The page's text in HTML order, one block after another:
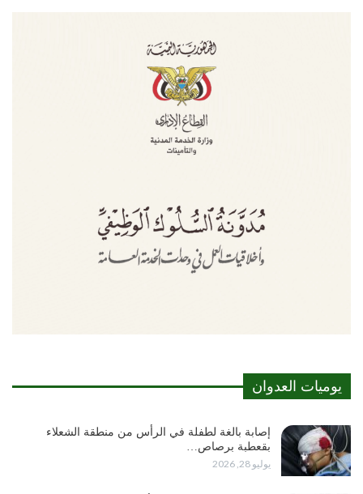
يوميات العدوان
إصابة بالغة لطفلة في الرأس من منطقة الشعلاء
بقعطبة برصاص…
يوليو 28, 2026